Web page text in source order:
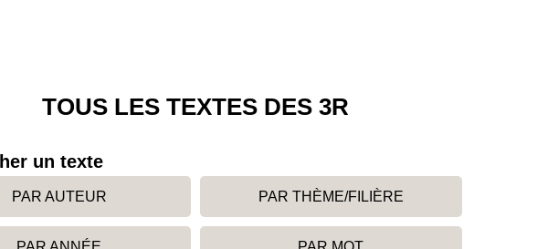
TOUS LES TEXTES DES 3R
un texte
PAR AUTEUR PAR THÈME/FILIÈRE